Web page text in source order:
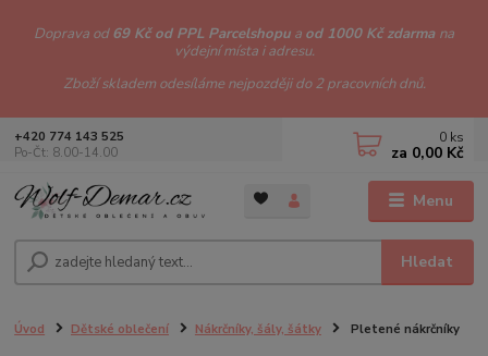
Doprava od69 Kč od PPL Parcelshopu a od 1000 Kč zdarma na
výdejní místa i adresu.
Zboží skladem odesíláme nejpozději do 2 pracovních dnů.
Menu
Hledat
+420 774 143 525
Po-Čt: 8.00-14.00
0 ks
za 0,00 Kč
Úvod Dětské oblečení Nákrčníky, šály, šátky Pletené nákrčníky